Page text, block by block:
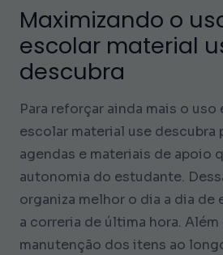
Maximizando o
escolar material
descubra
Para reforçar ainda mais o
escolar material use descubra
agendas e materiais de apoio
autonomia do estudante.
organiza melhor o dia a dia
a correria de última hora.
manutenção dos itens ao